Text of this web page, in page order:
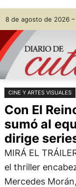
Saltar
al
contenido
Skip
to
content
8 de agosto de 2026
CINE Y ARTES VISUALES
Con El
sumó al
dirige
MIRÁ EL
el thriller
Mercedes